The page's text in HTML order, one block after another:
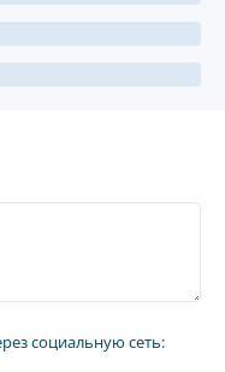
социальную сеть: